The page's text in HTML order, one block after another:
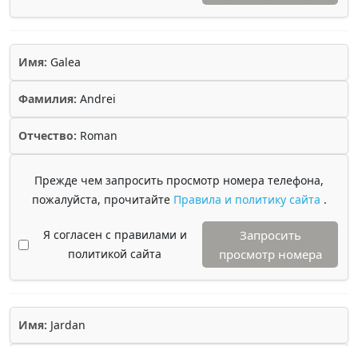
Имя: Galea
Фамилия: Andrei
Отчество: Roman
Прежде чем запросить просмотр номера телефона,
пожалуйста, прочитайте Правила и политику сайта .
Я согласен с правилами и
политикой сайта
Запросить
просмотр номера
Имя: Jardan